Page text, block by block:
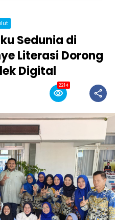
Sedunia di
Literasi Dorong
Digital
2214